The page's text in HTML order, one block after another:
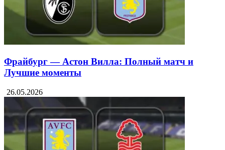
Фрайбург — Астон Вилла: Полный матч и
Лучшие моменты
26.05.2026